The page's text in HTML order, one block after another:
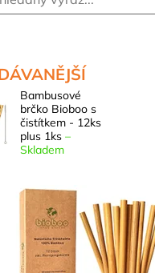
Bambusové
brčko Bioboo s
čistítkem - 12ks
plus 1ks –
Skladem